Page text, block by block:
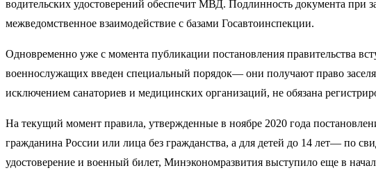
водительских удостоверений обеспечит МВД. Подлинность документа при
межведомственное взаимодействие с базами Госавтоинспекции.
Одновременно уже с момента публикации постановления правительства
военнослужащих введен специальный порядок— они получают право
исключением санаториев и медицинских организаций, не обязана
На текущий момент правила, утвержденные в ноябре 2020 года
гражданина России или лица без гражданства, а для детей до 14 лет— по
удостоверение и военный билет, Минэкономразвития выступило еще в